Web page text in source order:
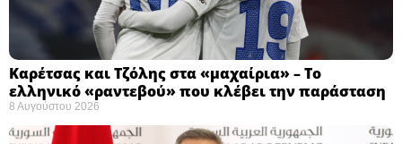
Καρέτσας και Τζόλης στα «μαχαίρια» – Το
ελληνικό «ραντεβού» που κλέβει την παράσταση
8 Αυγούστου 2026